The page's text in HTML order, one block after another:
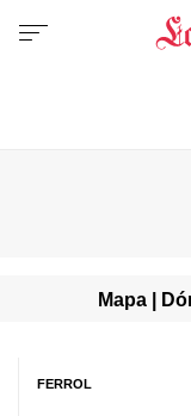
Mapa |
FERROL